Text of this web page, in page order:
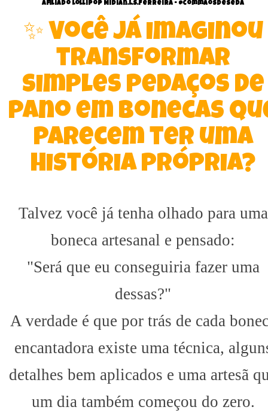
Afiliado Lollipop Midian.L.S.Ferreira - @commaosdeseda
✨ Você já imaginou
transformar
simples pedaços de
pano em bonecas
parecem ter uma
história própria?
Talvez você já tenha olhado para uma
boneca artesanal e pensado:
"Será que eu conseguiria fazer uma
dessas?"
A verdade é que por trás de cada
encantadora existe uma técnica,
detalhes bem aplicados e uma artesã
um dia também começou do zero.